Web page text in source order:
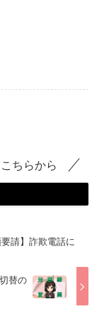
ちらから
請】詐欺電話に
替の